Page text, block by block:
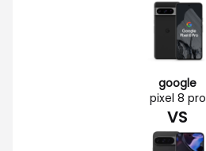
google
pixel 8 pro
VS